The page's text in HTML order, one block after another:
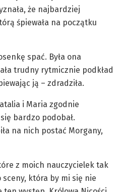
że najbardziej
śpiewała na początku
spać. Była ona
trudny rytmicznie podkład
ją – zdradziła.
i Maria zgodnie
bardzo podobał.
na nich postać Morgany,
z moich nauczycielek tak
sceny, która by mi się nie